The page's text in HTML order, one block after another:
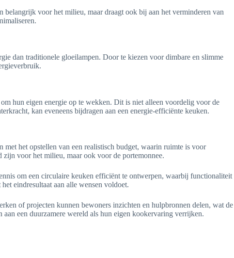
voor het milieu, maar draagt ook bij aan het verminderen van
dan traditionele gloeilampen. Door te kiezen voor dimbare en slimme
hun eigen energie op te wekken. Dit is niet alleen voordelig voor de
kan eveneens bijdragen aan een energie-efficiënte keuken.
het opstellen van een realistisch budget, waarin ruimte is voor
zijn voor het milieu, maar ook voor de portemonnee.
om een circulaire keuken efficiënt te ontwerpen, waarbij functionaliteit
eindresultaat aan alle wensen voldoet.
of projecten kunnen bewoners inzichten en hulpbronnen delen, wat de
een duurzamere wereld als hun eigen kookervaring verrijken.